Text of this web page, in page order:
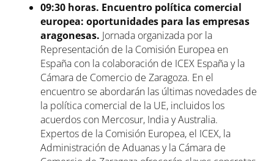
09:30 horas. Encuentro política comercial
europea: oportunidades para las empresas
aragonesas. Jornada organizada por la
Representación de la Comisión Europea en
España con la colaboración de ICEX España y la
Cámara de Comercio de Zaragoza. En el
encuentro se abordarán las últimas novedades de
la política comercial de la UE, incluidos los
acuerdos con Mercosur, India y Australia.
Expertos de la Comisión Europea, el ICEX, la
Administración de Aduanas y la Cámara de